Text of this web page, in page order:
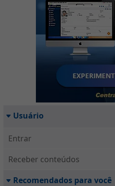
Usuário
Entrar
Receber conteúdos
Recomendados para você